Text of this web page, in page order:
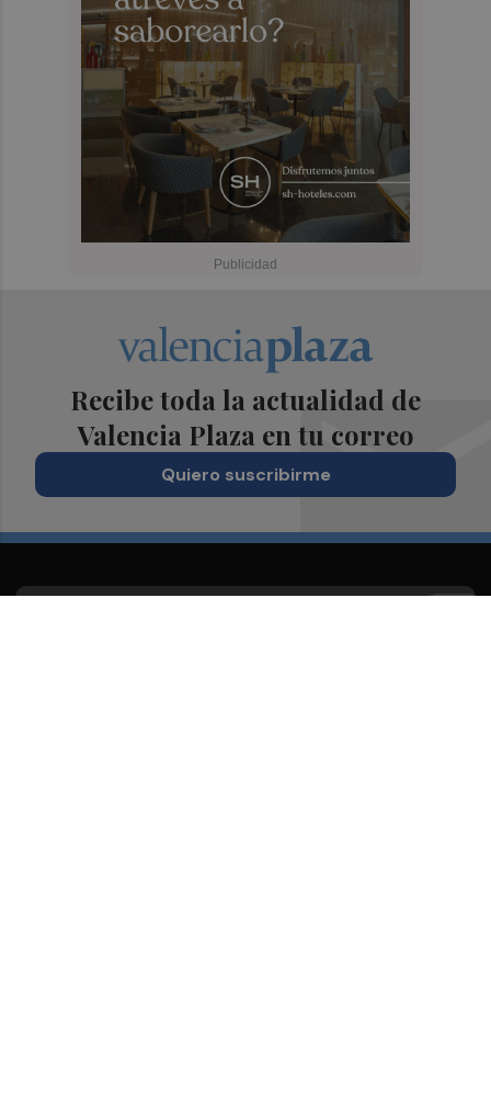
Recibe toda la actualidad de
Valencia Plaza en tu correo
Quiero suscribirme